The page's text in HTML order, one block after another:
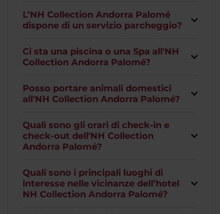
L’NH Collection Andorra Palomé
dispone di un servizio parcheggio?
Ci sta una piscina o una Spa all'NH
Collection Andorra Palomé?
Posso portare animali domestici
all'NH Collection Andorra Palomé?
Quali sono gli orari di check-in e
check-out dell'NH Collection
Andorra Palomé?
Quali sono i principali luoghi di
interesse nelle vicinanze dell’hotel
NH Collection Andorra Palomé?